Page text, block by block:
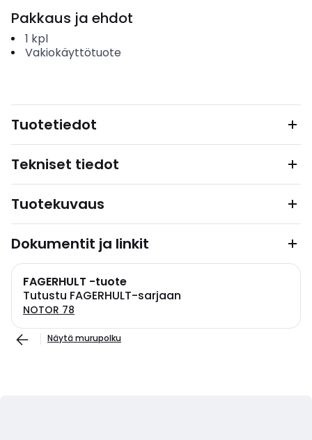
Pakkaus ja ehdot
1 kpl
Vakiokäyttötuote
Tuotetiedot
Tekniset tiedot
Tuotekuvaus
Dokumentit ja linkit
FAGERHULT -tuote
Tutustu FAGERHULT-sarjaan
NOTOR 78
Näytä murupolku